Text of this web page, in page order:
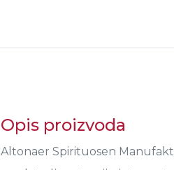
Opis proizvoda
Altonaer Spirituosen